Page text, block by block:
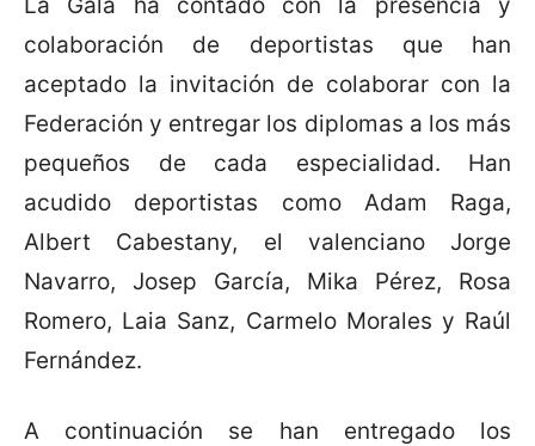
colaboración de deportistas que han
aceptado la invitación de colaborar con la
Federación y entregar los diplomas a los más
pequeños de cada especialidad. Han
acudido deportistas como Adam Raga,
Albert Cabestany, el valenciano Jorge
Navarro, Josep García, Mika Pérez, Rosa
Romero, Laia Sanz, Carmelo Morales y Raúl
Fernández.
A continuación se han entregado los